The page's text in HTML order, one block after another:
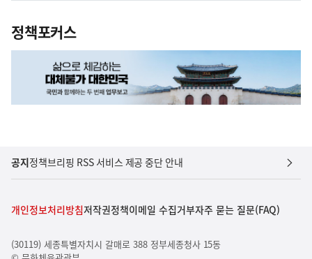
정책포커스
공지정책브리핑 RSS 서비스 제공 중단 안내
개인정보처리방침저작권정책이메일 수집거부자주 묻는 질문(FAQ)
(30119) 세종특별자치시 갈매로 388 정부세종청사 15동